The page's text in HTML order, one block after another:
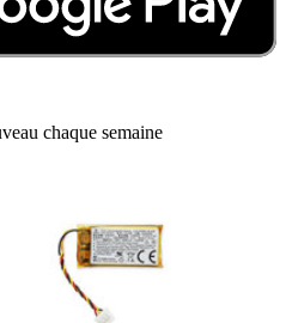
chaque semaine